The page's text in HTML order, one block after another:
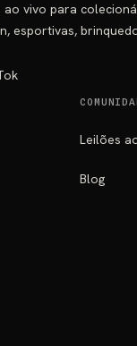
vivo para
esportivas,
Leilões
Blog